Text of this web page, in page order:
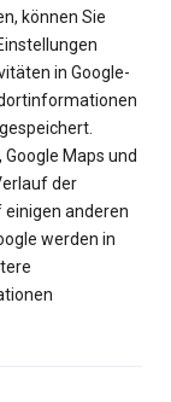
können Sie
in Google-
Maps und
der
anderen
werden in